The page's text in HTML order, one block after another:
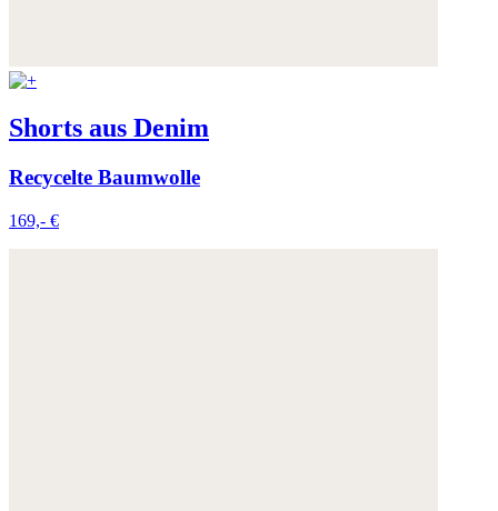
Shorts aus Denim
Recycelte Baumwolle
169,- €